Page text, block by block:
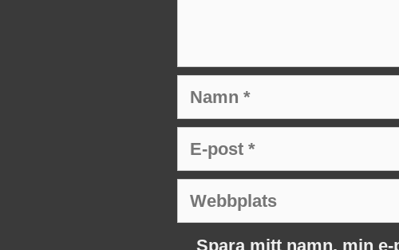
Namn
E-
post
Webbplats
Spara mitt namn, min